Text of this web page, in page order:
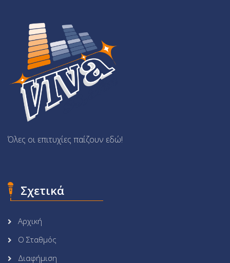
Όλες οι επιτυχίες παίζουν εδώ!
Σχετικά
Αρχική
Ο Σταθμός
Διαφήμιση